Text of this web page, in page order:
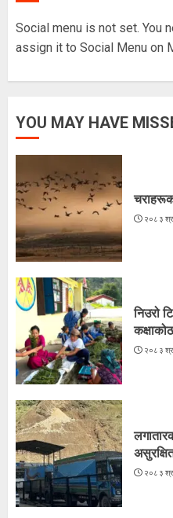
२०८३
2
निउरो
3
Social menu is not set. You
assign it to Social Menu on
YOU MAY HAVE
२०८३
निउरो
२०८३
२०८३